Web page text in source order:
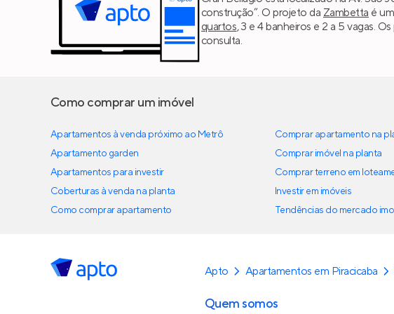
construção”. O projeto da Zambetta é
quartos, 3 e 4 banheiros e 2 a 5 vagas.
consulta.
Como comprar um imóvel
Apartamentos à venda próximo ao Metrô
Apartamento garden
Apartamentos para investir
Coberturas à venda na planta
Como comprar apartamento
Comprar apartamento na
Comprar imóvel na planta
Comprar terreno em
Investir em imóveis
Tendências do mercado
Apto Apartamentos em Piracicaba
Quem somos